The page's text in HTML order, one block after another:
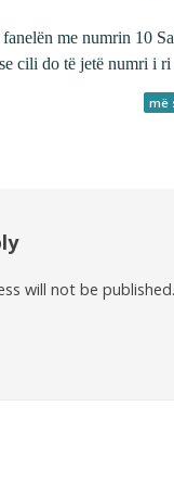
me numrin 10
cili do të jetë numri i ri
më
will not be published.